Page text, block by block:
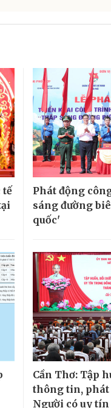
tế
Phát động
sáng đường
quốc'
Cần Thơ: Tập
thông tin, phát
Người có uy tín